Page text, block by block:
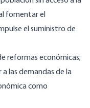
fomentar el
el suministro de
reformas económicas;
las demandas de la
como